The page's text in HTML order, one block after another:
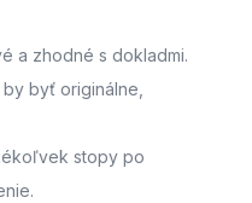
a zhodné s dokladmi.
by byť originálne,
stopy po